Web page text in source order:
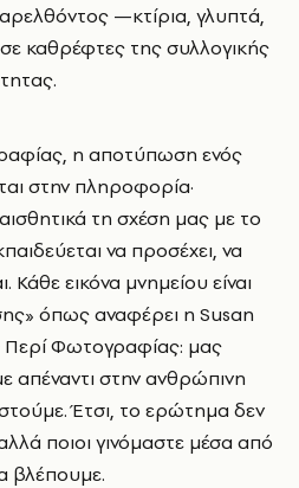
—κτίρια, γλυπτά,
καθρέφτες της συλλογικής
η αποτύπωση ενός
στην πληροφορία·
τη σχέση μας με το
να προσέχει, να
Κάθε εικόνα μνημείου είναι
όπως αναφέρει η Susan
Περί Φωτογραφίας: μας
απέναντι στην ανθρώπινη
Έτσι, το ερώτημα δεν
ποιοι γινόμαστε μέσα από
βλέπουμε.